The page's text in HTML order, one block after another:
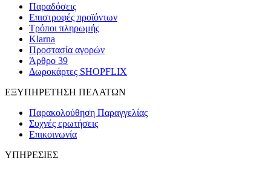
Παραδόσεις
Επιστροφές προϊόντων
Τρόποι πληρωμής
Klarna
Προστασία αγορών
Άρθρο 39
Δωροκάρτες SHOPFLIX
ΕΞΥΠΗΡΕΤΗΣΗ ΠΕΛΑΤΩΝ
Παρακολούθηση Παραγγελίας
Συχνές ερωτήσεις
Επικοινωνία
ΥΠΗΡΕΣΙΕΣ